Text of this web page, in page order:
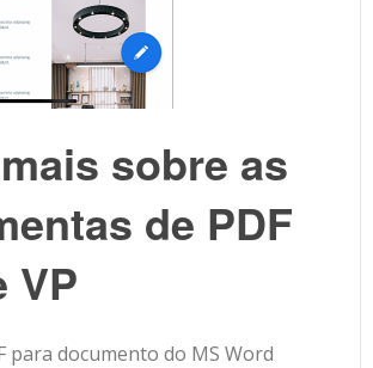
sobre as
de PDF
VP
para documento do MS Word